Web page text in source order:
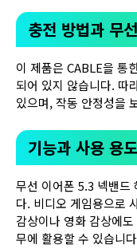
충전 방법과 무
이 제품은 CABLE을 통
되어 있지 않습니다. 따
있으며, 작동 안정성을
기능과 사용 용도
무선 이어폰 5.3 넥밴드
다. 비디오 게임용으로
감상이나 영화 감상에
무에 활용할 수 있습니